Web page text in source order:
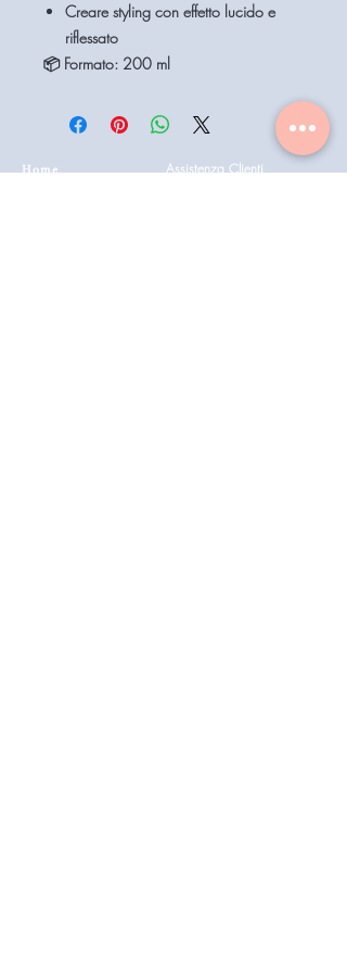
Creare styling con effetto lucido e
riflessato
📦 Formato: 200 ml
Home
Assistenza Clienti